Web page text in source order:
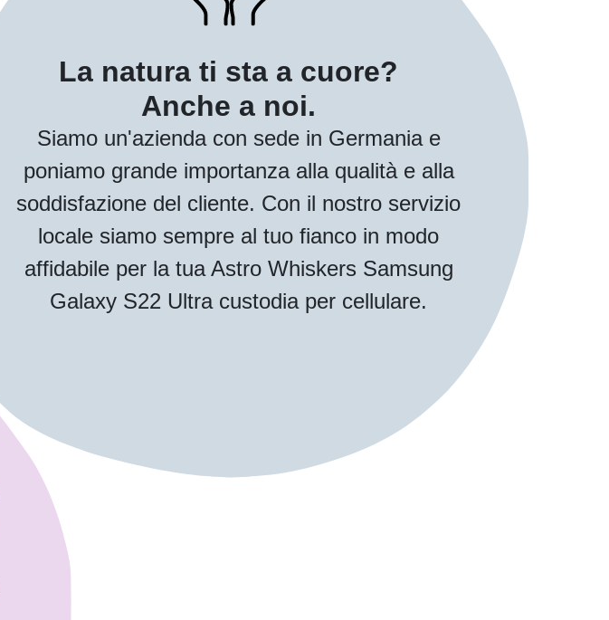
La natura ti sta a cuore?
Anche a noi.
Siamo un'azienda con sede in Germania e
poniamo grande importanza alla qualità e alla
soddisfazione del cliente. Con il nostro servizio
locale siamo sempre al tuo fianco in modo
affidabile per la tua Astro Whiskers Samsung
Galaxy S22 Ultra custodia per cellulare.